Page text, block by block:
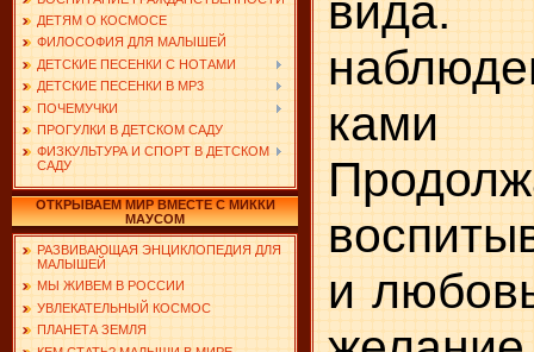
ДЕТЯМ О КОСМОСЕ
ФИЛОСОФИЯ ДЛЯ МАЛЫШЕЙ
ДЕТСКИЕ ПЕСЕНКИ С НОТАМИ
ДЕТСКИЕ ПЕСЕНКИ В MP3
ПОЧЕМУЧКИ
ПРОГУЛКИ В ДЕТСКОМ САДУ
ФИЗКУЛЬТУРА И СПОРТ В ДЕТСКОМ
САДУ
ОТКРЫВАЕМ МИР ВМЕСТЕ С МИККИ
МАУСОМ
РАЗВИВАЮЩАЯ ЭНЦИКЛОПЕДИЯ ДЛЯ
МАЛЫШЕЙ
МЫ ЖИВЕМ В РОССИИ
УВЛЕКАТЕЛЬНЫЙ КОСМОС
ПЛАНЕТА ЗЕМЛЯ
ками
и